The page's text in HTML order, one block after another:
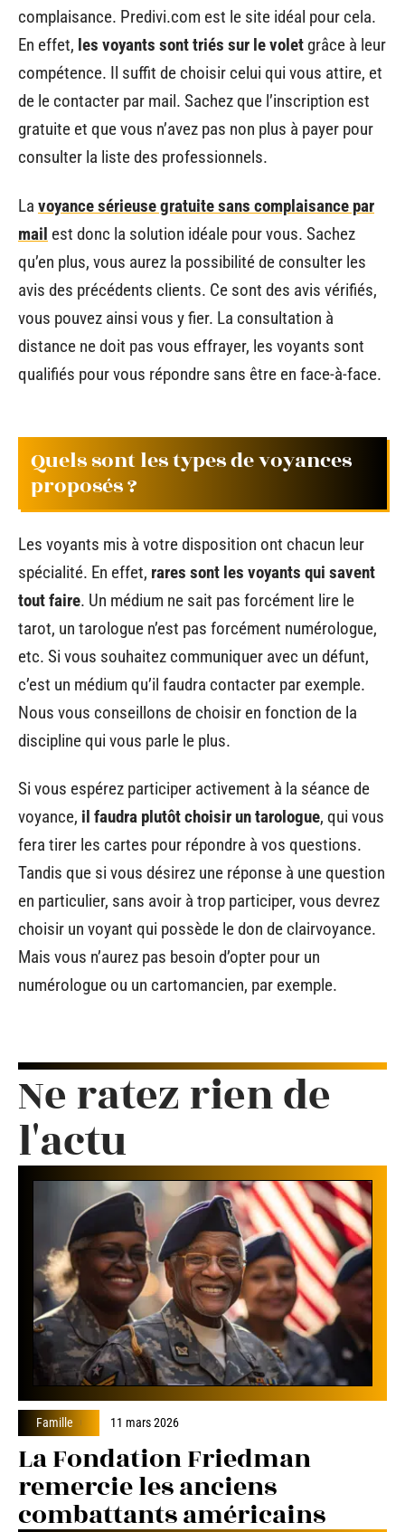
complaisance. Predivi.com est le site idéal pour cela.
En effet, les voyants sont triés sur le volet grâce à leur
compétence. Il suffit de choisir celui qui vous attire, et
de le contacter par mail. Sachez que l’inscription est
gratuite et que vous n’avez pas non plus à payer pour
consulter la liste des professionnels.
La voyance sérieuse gratuite sans complaisance par
mail est donc la solution idéale pour vous. Sachez
qu’en plus, vous aurez la possibilité de consulter les
avis des précédents clients. Ce sont des avis vérifiés,
vous pouvez ainsi vous y fier. La consultation à
distance ne doit pas vous effrayer, les voyants sont
qualifiés pour vous répondre sans être en face-à-face.
Quels sont les types de voyances
proposés ?
Les voyants mis à votre disposition ont chacun leur
spécialité. En effet, rares sont les voyants qui savent
tout faire. Un médium ne sait pas forcément lire le
tarot, un tarologue n’est pas forcément numérologue,
etc. Si vous souhaitez communiquer avec un défunt,
c’est un médium qu’il faudra contacter par exemple.
Nous vous conseillons de choisir en fonction de la
discipline qui vous parle le plus.
Si vous espérez participer activement à la séance de
voyance, il faudra plutôt choisir un tarologue, qui vous
fera tirer les cartes pour répondre à vos questions.
Tandis que si vous désirez une réponse à une question
en particulier, sans avoir à trop participer, vous devrez
choisir un voyant qui possède le don de clairvoyance.
Mais vous n’aurez pas besoin d’opter pour un
numérologue ou un cartomancien, par exemple.
Ne ratez rien de
l'actu
Famille 11 mars 2026
La Fondation Friedman
remercie les anciens
combattants américains